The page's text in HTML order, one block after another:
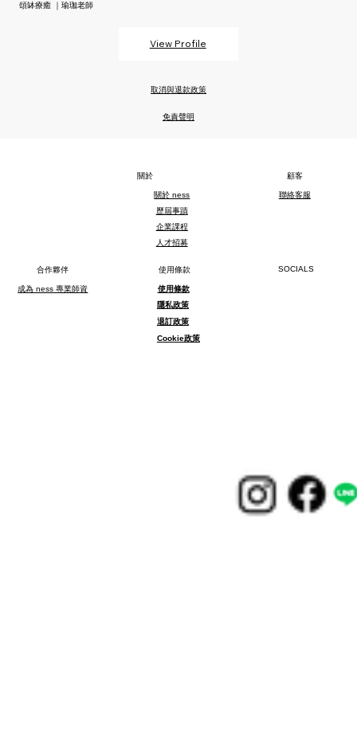
頌缽療癒 ｜瑜珈老師
View Profile
取消與退款政策
免責聲明
關於​
關於​ ness
歷屆事蹟
企業課程
人才招募
顧客
聯絡客服
合作夥伴
成為 ness 專業師資
使用條款
使用條款
隱私政策
退訂政策
Cookie政策
SOCIALS